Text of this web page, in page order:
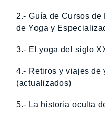
2.- Guía de Cursos
de Yoga y
3.- El yoga del siglo
4.- Retiros y viajes de
(actualizados)
5.- La historia oculta